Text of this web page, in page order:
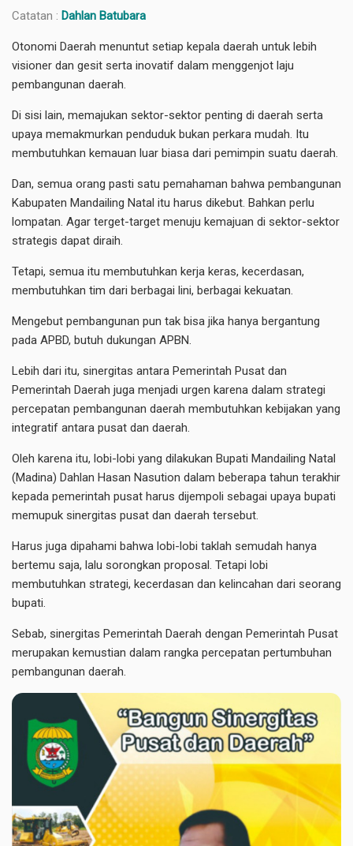
Catatan : Dahlan Batubara
Otonomi Daerah menuntut setiap kepala daerah untuk lebih
visioner dan gesit serta inovatif dalam menggenjot laju
pembangunan daerah.
Di sisi lain, memajukan sektor-sektor penting di daerah serta
upaya memakmurkan penduduk bukan perkara mudah. Itu
membutuhkan kemauan luar biasa dari pemimpin suatu daerah.
Dan, semua orang pasti satu pemahaman bahwa pembangunan
Kabupaten Mandailing Natal itu harus dikebut. Bahkan perlu
lompatan. Agar terget-target menuju kemajuan di sektor-sektor
strategis dapat diraih.
Tetapi, semua itu membutuhkan kerja keras, kecerdasan,
membutuhkan tim dari berbagai lini, berbagai kekuatan.
Mengebut pembangunan pun tak bisa jika hanya bergantung
pada APBD, butuh dukungan APBN.
Lebih dari itu, sinergitas antara Pemerintah Pusat dan
Pemerintah Daerah juga menjadi urgen karena dalam strategi
percepatan pembangunan daerah membutuhkan kebijakan yang
integratif antara pusat dan daerah.
Oleh karena itu, lobi-lobi yang dilakukan Bupati Mandailing Natal
(Madina) Dahlan Hasan Nasution dalam beberapa tahun terakhir
kepada pemerintah pusat harus dijempoli sebagai upaya bupati
memupuk sinergitas pusat dan daerah tersebut.
Harus juga dipahami bahwa lobi-lobi taklah semudah hanya
bertemu saja, lalu sorongkan proposal. Tetapi lobi
membutuhkan strategi, kecerdasan dan kelincahan dari seorang
bupati.
Sebab, sinergitas Pemerintah Daerah dengan Pemerintah Pusat
merupakan kemustian dalam rangka percepatan pertumbuhan
pembangunan daerah.